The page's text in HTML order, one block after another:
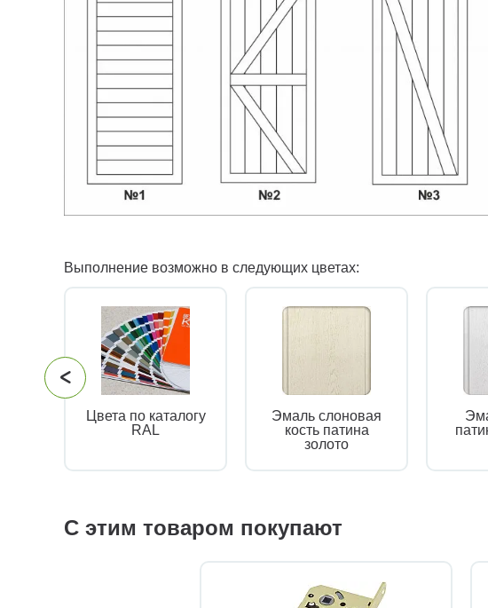
Выполнение возможно в следующих цветах:
Цвета по каталогу
RAL
Эмаль слоновая
кость патина
золото
С этим товаром покупают